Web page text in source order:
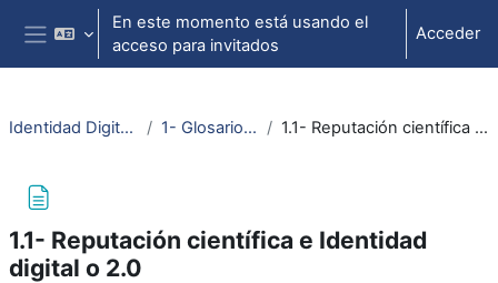
Salta al contenido principal
Panel lateral
En este momento está usando el
acceso para invitados
Acceder
Identidad Digital Investigador 1- Glosario de términos 1.1- Reputación científica e Identidad digital o 2.0
1.1- Reputación científica e Identidad
digital o 2.0